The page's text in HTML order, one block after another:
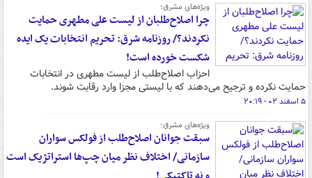
ویژه‌های مشرق؛
چرا اصلاح‌طلبان از لیست علی مطهری حمایت
نکردند؟/ روزنامه شرق: تحریم انتخابات یک ایده
شکست خورده است!
احزاب اصلاح‌طلب از لیست مطهری در انتخابات
حمایت نکرده و ترجیح می‌دهند که با لیستی مجزا وارد رقابت شوند.
۵ اسفند ۰۲ - ۲۰:۱۹
ویژه‌های مشرق؛
سبقت جوانان اصلاح‌طلب از فولکس سواران
سازمانی/ اختلاف نظر میان چپ‌ها استراتژیک است